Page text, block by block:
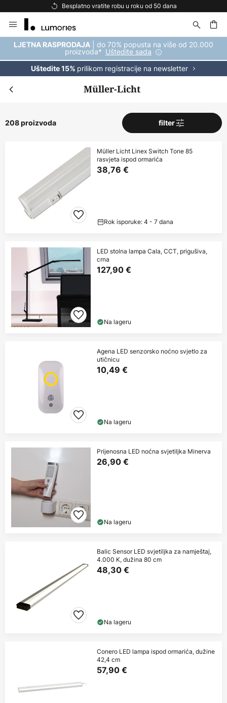
Besplatna dostava za kupnju iznad 69 €
to
Content
LJETNA RASPRODAJA | do 70% popusta na više od 20.000
proizvoda* Uštedite sada
Uštedite 15% prilikom registracije na newsletter
Müller-Licht
208 proizvoda filter
Müller Licht Linex Switch Tone 85
rasvjeta ispod ormarića
38,76 €
Rok isporuke: 4 - 7 dana
LED stolna lampa Cala, CCT, prigušiva,
crna
127,90 €
Na lageru
Agena LED senzorsko noćno svjetlo za
utičnicu
10,49 €
Na lageru
Prijenosna LED noćna svjetiljka Minerva
26,90 €
Na lageru
Balic Sensor LED svjetiljka za namještaj,
4.000 K, dužina 80 cm
48,30 €
Na lageru
Conero LED lampa ispod ormarića, dužine
42,4 cm
57,90 €